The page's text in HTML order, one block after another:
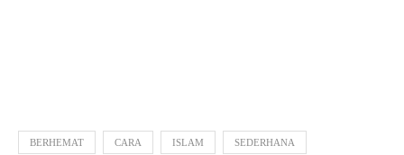
BERHEMAT CARA ISLAM SEDERHANA